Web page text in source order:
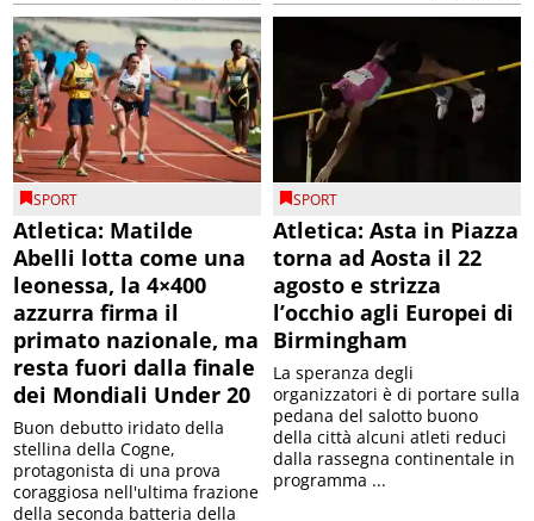
SPORT
Atletica: Matilde
Abelli lotta come una
leonessa, la 4×400
azzurra firma il
primato nazionale, ma
resta fuori dalla finale
dei Mondiali Under 20
Buon debutto iridato della
stellina della Cogne,
protagonista di una prova
coraggiosa nell'ultima frazione
della seconda batteria della
SPORT
Atletica: Asta in Piazza
torna ad Aosta il 22
agosto e strizza
l’occhio agli Europei di
Birmingham
La speranza degli
organizzatori è di portare sulla
pedana del salotto buono
della città alcuni atleti reduci
dalla rassegna continentale in
programma ...